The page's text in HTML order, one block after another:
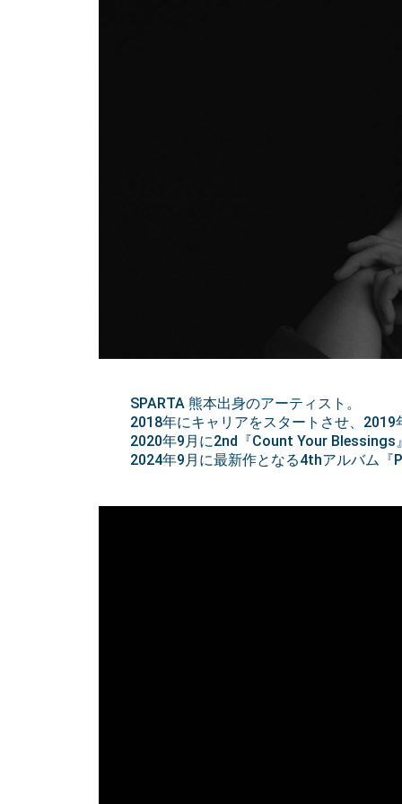
SPARTA 熊本出身のアーティスト。
2018年にキャリアをスタートさせ、
2020年9月に2nd『Count Your
2024年9月に最新作となる4thアルバム